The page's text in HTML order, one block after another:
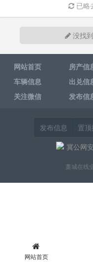
已略
没找
网站首页 房产信
车辆信息
出兑信
关注微信
发布信
发布信息 置
冀公网
藁城在线
网站首页